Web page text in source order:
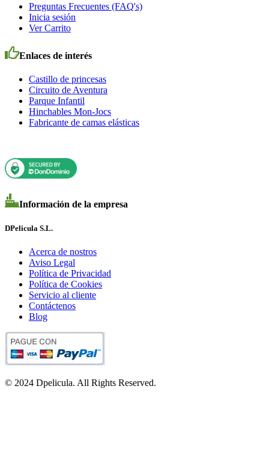
Preguntas Frecuentes (FAQ's)
Inicia sesión
Ver Carrito
Enlaces de interés
Castillo de princesas
Circuito de Aventura
Parque Infantil
Hinchables Mon-Jocs
Fabricante de camas elásticas
Información de la empresa
DPelicula S.L.
Acerca de nostros
Aviso Legal
Política de Privacidad
Política de Cookies
Servicio al cliente
Contáctenos
Blog
© 2024 Dpelicula. All Rights Reserved.